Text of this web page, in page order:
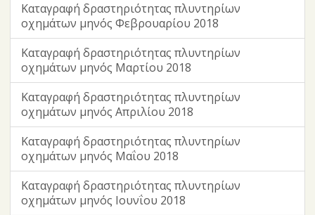
Καταγραφή δραστηριότητας πλυντηρίων
οχημάτων μηνός Φεβρουαρίου 2018
Καταγραφή δραστηριότητας πλυντηρίων
οχημάτων μηνός Μαρτίου 2018
Καταγραφή δραστηριότητας πλυντηρίων
οχημάτων μηνός Απριλίου 2018
Καταγραφή δραστηριότητας πλυντηρίων
οχημάτων μηνός Μαΐου 2018
Καταγραφή δραστηριότητας πλυντηρίων
οχημάτων μηνός Ιουνΐου 2018